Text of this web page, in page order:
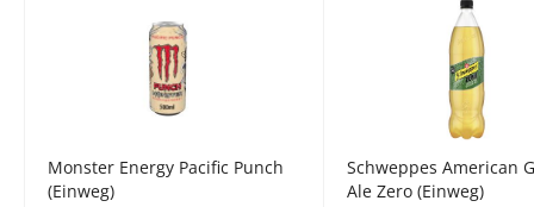
Monster Energy Pacific Punch
(Einweg)
Schweppes American
Ale Zero (Einweg)